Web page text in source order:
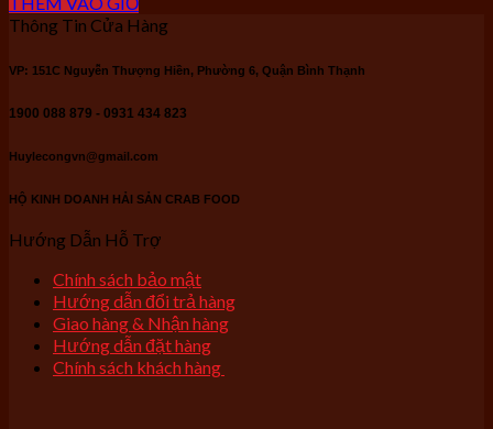
Thông Tin Cửa Hàng
VP: 151C Nguyễn Thượng Hiền, Phường 6, Quận Bình Thạnh
1900 088 879 - 0931 434 823
Huylecongvn@gmail.com
HỘ KINH DOANH HẢI SẢN CRAB FOOD
Hướng Dẫn Hỗ Trợ
Chính sách bảo mật
Hướng dẫn đổi trả hàng
Giao hàng & Nhận hàng
Hướng dẫn đặt hàng
Chính sách khách hàng